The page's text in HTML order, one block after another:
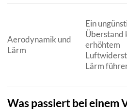
Aerodynamik und
Lärm
Ein
Überstand
erhöhtem
Lärm
Was passiert bei einem